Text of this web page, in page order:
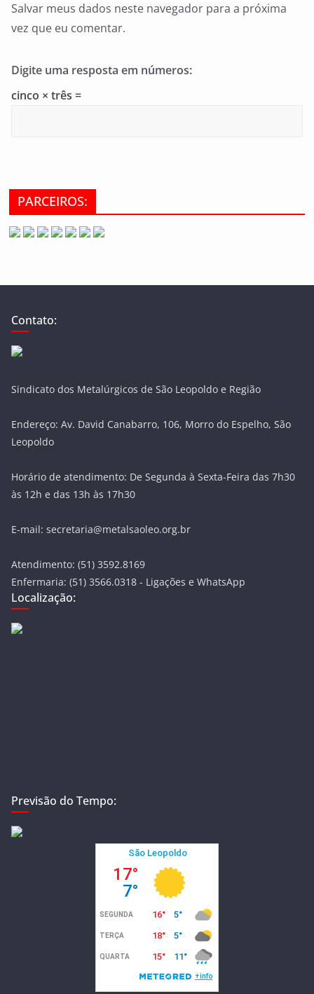
Salvar meus dados neste navegador para a próxima
vez que eu comentar.
Digite uma resposta em números:
cinco × três =
PARCEIROS:
Contato:
Sindicato dos Metalúrgicos de São Leopoldo e Região
Endereço: Av. David Canabarro, 106, Morro do Espelho, São
Leopoldo
Horário de atendimento: De Segunda à Sexta-Feira das 7h30
às 12h e das 13h às 17h30
E-mail: secretaria@metalsaoleo.org.br
Atendimento: (51) 3592.8169
Enfermaria: (51) 3566.0318 - Ligações e WhatsApp
Localização:
Previsão do Tempo: